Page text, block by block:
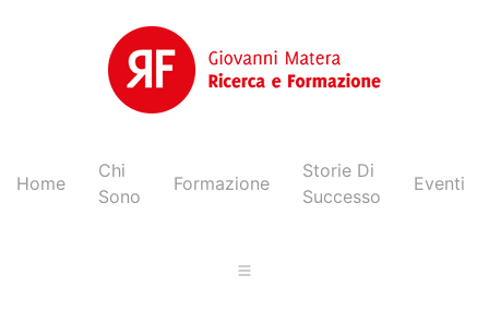
Home
Chi
Sono
Formazione
Storie Di
Successo
Eventi